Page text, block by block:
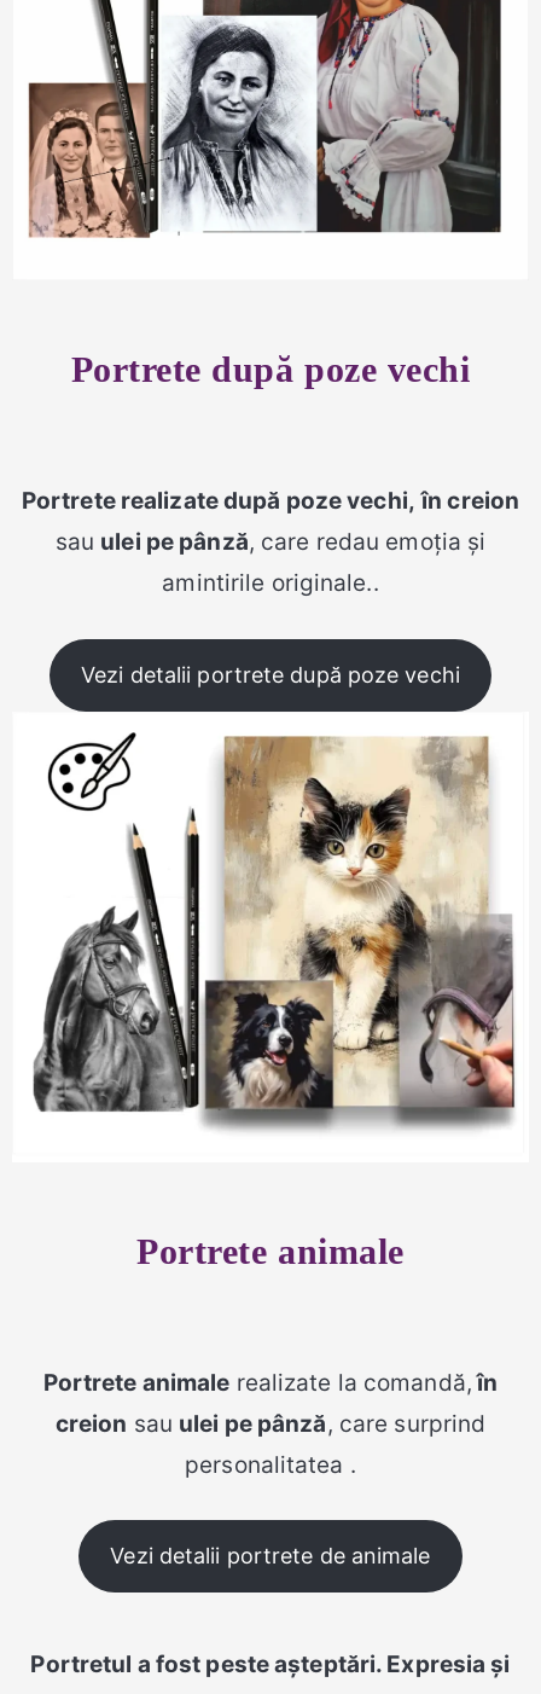
Portrete după poze vechi
Portrete realizate după poze vechi, în creion
sau ulei pe pânză, care redau emoția și
amintirile originale..
Vezi detalii portrete după poze vechi
Portrete animale
Portrete animale realizate la comandă,în
creion sau ulei pe pânză, care surprind
personalitatea .
Vezi detalii portrete de animale
Portretul a fost peste așteptări. Expresia și